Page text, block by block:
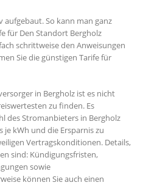
aufgebaut. So kann man ganz
für Den Standort Bergholz
schrittweise den Anweisungen
Sie die günstigen Tarife für
in Bergholz ist es nicht
zu finden. Es
des Stromanbieters in Bergholz
kWh und die Ersparnis zu
Vertragskonditionen. Details,
sind: Kündigungsfristen,
sowie
können Sie auch einen